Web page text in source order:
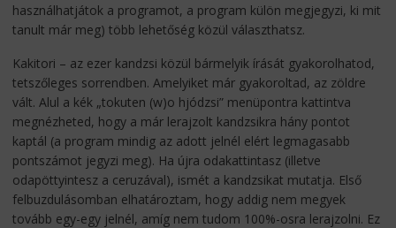
használhatjátok a programot, a program külön megjegyzi, ki mit
tanult már meg) több lehetőség közül választhatsz.
Kakitori – az ezer kandzsi közül bármelyik írását gyakorolhatod,
tetszőleges sorrendben. Amelyiket már gyakoroltad, az zöldre
vált. Alul a kék „tokuten (w)o hjódzsi” menüpontra kattintva
megnézheted, hogy a már lerajzolt kandzsikra hány pontot
kaptál (a program mindig az adott jelnél elért legmagasabb
pontszámot jegyzi meg). Ha újra odakattintasz (illetve
odapöttyintesz a ceruzával), ismét a kandzsikat mutatja. Első
felbuzdulásomban elhatároztam, hogy addig nem megyek
tovább egy-egy jelnél, amíg nem tudom 100%-osra lerajzolni. Ez